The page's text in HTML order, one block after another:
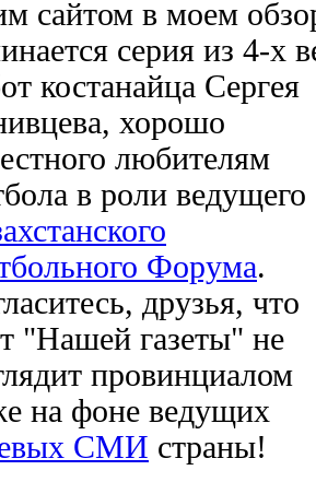
сайтом в моем
серия из 4-х
костанайца Сергея
хорошо
любителям
в роли ведущего
Форума.
друзья, что
"Нашей газеты" не
провинциалом
на фоне ведущих
СМИ страны!